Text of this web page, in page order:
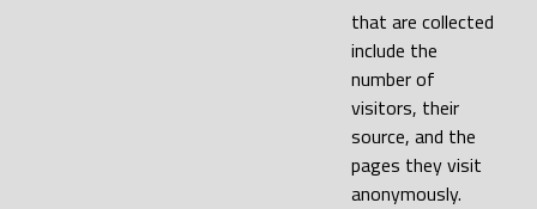
that are collected
include the
number of
visitors, their
source, and the
pages they visit
anonymously.